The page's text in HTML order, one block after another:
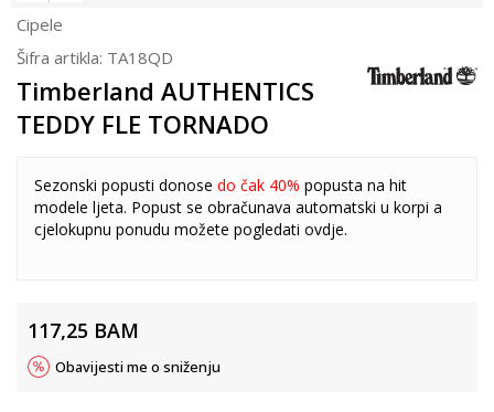
Cipele
Šifra artikla: TA18QD
Timberland AUTHENTICS
TEDDY FLE TORNADO
Sezonski popusti donose do čak 40% popusta na hit
modele ljeta. Popust se obračunava automatski u korpi a
cjelokupnu ponudu možete pogledati ovdje.
117,25 BAM
Obavijesti me o sniženju